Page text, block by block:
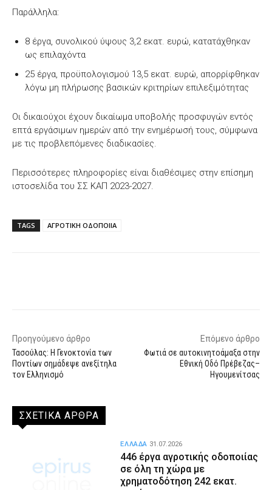
Παράλληλα:
8 έργα, συνολικού ύψους 3,2 εκατ. ευρώ, κατατάχθηκαν
ως επιλαχόντα
25 έργα, προϋπολογισμού 13,5 εκατ. ευρώ, απορρίφθηκαν
λόγω μη πλήρωσης βασικών κριτηρίων επιλεξιμότητας
Οι δικαιούχοι έχουν δικαίωμα υποβολής προσφυγών εντός
επτά εργάσιμων ημερών από την ενημέρωσή τους, σύμφωνα
με τις προβλεπόμενες διαδικασίες.
Περισσότερες πληροφορίες είναι διαθέσιμες στην επίσημη
ιστοσελίδα του ΣΣ ΚΑΠ 2023-2027.
TAGS ΑΓΡΟΤΙΚΗ ΟΔΟΠΟΙΙΑ
Προηγούμενο άρθρο
Τασούλας: Η Γενοκτονία των
Ποντίων σημάδεψε ανεξίτηλα
τον Ελληνισμό
Επόμενο άρθρο
Φωτιά σε αυτοκινητοάμαξα στην
Εθνική Οδό Πρέβεζας–
Ηγουμενίτσας
ΣΧΕΤΙΚΑ ΑΡΘΡΑ
446 έργα αγροτικής οδοποιίας
σε όλη τη χώρα με
χρηματοδότηση 242 εκατ.
ΕΛΛΑΔΑ 31.07.2026